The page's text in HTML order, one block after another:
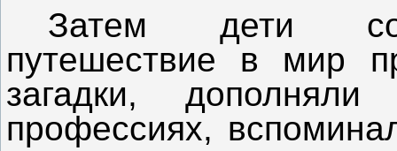
Затем дети
путешествие в мир
загадки,
профессиях,